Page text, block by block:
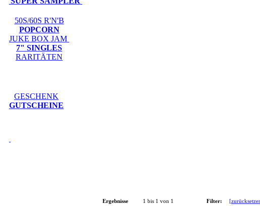
50S/60S R'N'B
POPCORN
JUKE BOX JAM
7" SINGLES
RARITÄTEN
GESCHENK
GUTSCHEINE
Ergebnisse 1 bis 1 von 1 Filter: